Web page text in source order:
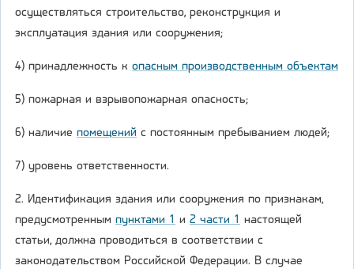
осуществляться строительство, реконструкция и
эксплуатация здания или сооружения;
4) принадлежность к опасным производственным объектам
5) пожарная и взрывопожарная опасность;
6) наличие помещений с постоянным пребыванием людей;
7) уровень ответственности.
2. Идентификация здания или сооружения по признакам,
предусмотренным пунктами 1 и 2 части 1 настоящей
статьи, должна проводиться в соответствии с
законодательством Российской Федерации. В случае